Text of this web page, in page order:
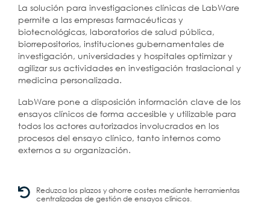
La solución para investigaciones clínicas de LabWare
permite a las empresas farmacéuticas y
biotecnológicas, laboratorios de salud pública,
biorrepositorios, instituciones gubernamentales de
investigación, universidades y hospitales optimizar y
agilizar sus actividades en investigación traslacional y
medicina personalizada.
LabWare pone a disposición información clave de los
ensayos clínicos de forma accesible y utilizable para
todos los actores autorizados involucrados en los
procesos del ensayo clínico, tanto internos como
externos a su organización.
Reduzca los plazos y ahorre costes mediante herramientas
centralizadas de gestión de ensayos clínicos.